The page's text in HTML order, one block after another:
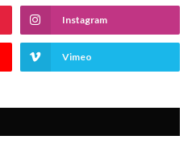
Instagram
Vimeo